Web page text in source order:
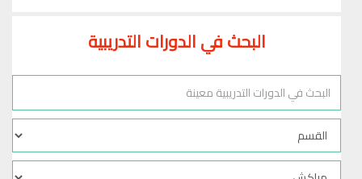
البحث في الدورات التدريبية